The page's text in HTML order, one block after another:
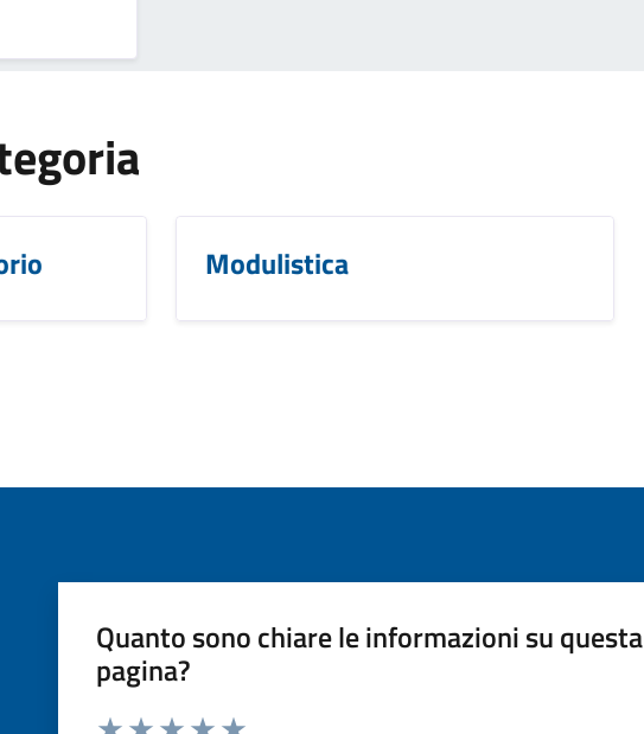
Modulistica
Quanto sono chiare le informazioni su questa
pagina?
Valuta da 1 a 5 stelle la pagina